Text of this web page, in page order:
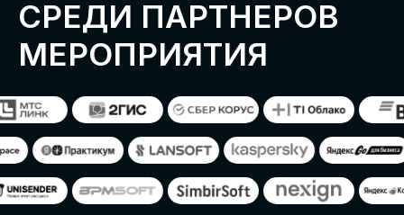
ОСТАВИТЬ
ЗАЯВКУ
Оставьте заявку, наши менеджеры